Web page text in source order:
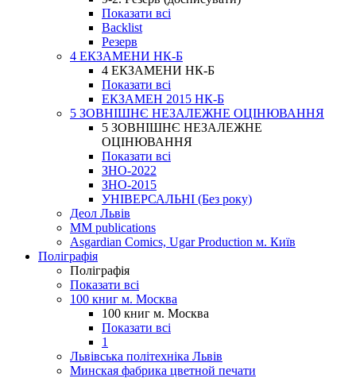
Показати всі
Backlist
Резерв
4 ЕКЗАМЕНИ НК-Б
4 ЕКЗАМЕНИ НК-Б
Показати всі
ЕКЗАМЕН 2015 НК-Б
5 ЗОВНІШНЄ НЕЗАЛЕЖНЕ ОЦІНЮВАННЯ
5 ЗОВНІШНЄ НЕЗАЛЕЖНЕ
ОЦІНЮВАННЯ
Показати всі
ЗНО-2022
ЗНО-2015
УНІВЕРСАЛЬНІ (Без року)
Деол Львів
MM publications
Asgardian Comics, Ugar Production м. Київ
Поліграфія
Поліграфія
Показати всі
100 книг м. Москва
100 книг м. Москва
Показати всі
1
Львівська політехніка Львів
Минская фабрика цветной печати